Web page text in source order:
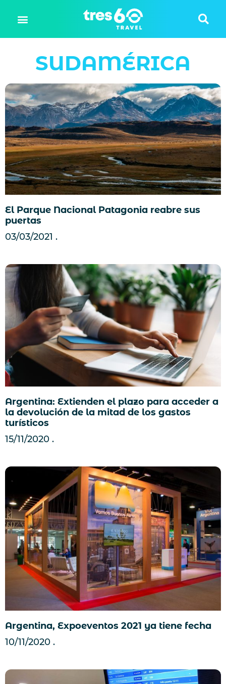
SUDAMÉRICA
El Parque Nacional Patagonia reabre sus
puertas
03/03/2021
Argentina: Extienden el plazo para acceder a
la devolución de la mitad de los gastos
turísticos
15/11/2020
Argentina, Expoeventos 2021 ya tiene fecha
10/11/2020